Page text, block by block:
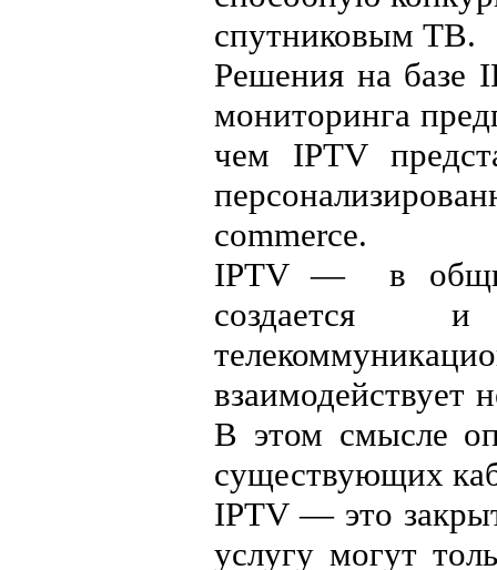
спутниковым ТВ.
Решения на базе
мониторинга
чем IPTV
commerce.
IPTV — в общих
создается и
взаимодействует
В этом смысле
существующих
IPTV — это
услугу могут